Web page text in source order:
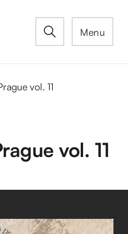
Menu
vol. 11
vol. 11